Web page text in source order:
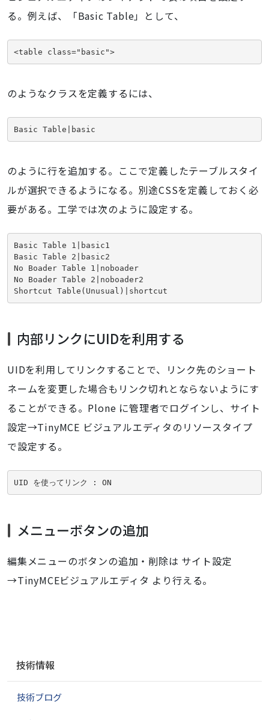
る。例えば、「Basic Table」として、
<table class="basic">
のようなクラスを定義するには、
Basic Table|basic
のように行を追加する。ここで定義したテーブルスタイ
ルが選択できるようになる。別途CSSを定義しておく必
要がある。工学では次のように設定する。
Basic Table 1|basic1
Basic Table 2|basic2
No Boader Table 1|noboader
No Boader Table 2|noboader2
Shortcut Table(Unusual)|shortcut
内部リンクにUIDを利用する
UIDを利用してリンクすることで、リンク先のショート
ネームを変更した場合もリンク切れとならないようにす
ることができる。Plone に管理者でログインし、サイト
設定→TinyMCE ビジュアルエディタのリソースタイプ
で設定する。
UID を使ってリンク : ON
メニューボタンの追加
編集メニューのボタンの追加・削除は サイト設定
→TinyMCEビジュアルエディタ より行える。
ゲ
技術情報
技術ブログ